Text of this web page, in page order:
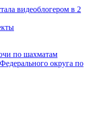
видеоблогером в 2
по шахматам
округа по